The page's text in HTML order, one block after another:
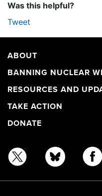
Was this helpful?
Tweet
ABOUT
BANNING NUCLEAR
RESOURCES AND
TAKE ACTION
DONATE